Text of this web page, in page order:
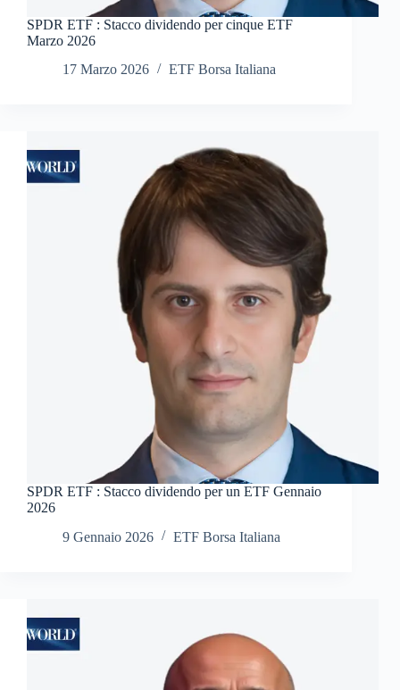
SPDR ETF : Stacco dividendo per cinque ETF
Marzo 2026
17 Marzo 2026
ETF Borsa Italiana
SPDR ETF : Stacco dividendo per un ETF Gennaio
2026
9 Gennaio 2026
ETF Borsa Italiana